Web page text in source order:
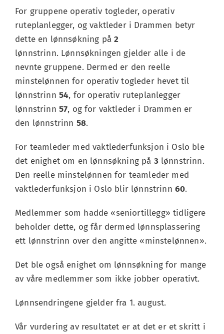
For gruppene operativ togleder, operativ
ruteplanlegger, og vaktleder i Drammen betyr
dette en lønnsøkning på2
lønnstrinn. Lønnsøkningen gjelder alle i de
nevnte gruppene. Dermed er den reelle
minstelønnen for operativ togleder hevet til
lønnstrinn 54, for operativ ruteplanlegger
lønnstrinn 57, og for vaktleder i Drammen er
den lønnstrinn 58.
For teamleder med vaktlederfunksjon i Oslo ble
det enighet om en lønnsøkning på 3lønnstrinn.
Den reelle minstelønnen for teamleder med
vaktlederfunksjon i Oslo blir lønnstrinn 60.
Medlemmer som hadde «seniortillegg» tidligere
beholder dette, og får dermed lønnsplassering
ett lønnstrinn over den angitte «minstelønnen».
Det ble også enighet om lønnsøkning for mange
av våre medlemmer som ikke jobber operativt.
Lønnsendringene gjelder fra 1. august.
Vår vurdering av resultatet er at det er et skritt i